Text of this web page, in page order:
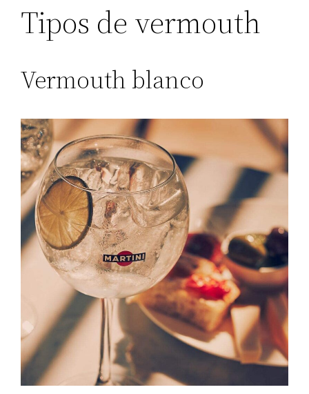
Tipos de vermouth
Vermouth blanco